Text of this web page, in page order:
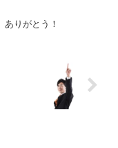
ありがとう！